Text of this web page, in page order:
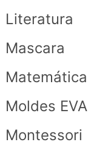
Literatura
Mascara
Matemática
Moldes EVA
Montessori